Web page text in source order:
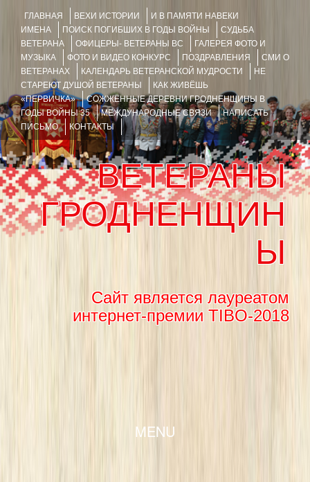
ГЛАВНАЯ ВЕХИ ИСТОРИИ
И В ПАМЯТИ НАВЕКИ
ИМЕНА
ПОИСК ПОГИБШИХ В ГОДЫ ВОЙНЫ
СУДЬБА
ВЕТЕРАНА
ОФИЦЕРЫ- ВЕТЕРАНЫ ВС
ГАЛЕРЕЯ ФОТО И
МУЗЫКА
ФОТО И ВИДЕО КОНКУРС ПОЗДРАВЛЕНИЯ
СМИ О
ВЕТЕРАНАХ
КАЛЕНДАРЬ ВЕТЕРАНСКОЙ МУДРОСТИ
НЕ
СТАРЕЮТ ДУШОЙ ВЕТЕРАНЫ
КАК ЖИВЁШЬ
«ПЕРВИЧКА»
СОЖЖЁННЫЕ ДЕРЕВНИ ГРОДНЕНЩИНЫ В
ГОДЫ ВОЙНЫ 35
МЕЖДУНАРОДНЫЕ СВЯЗИ
НАПИСАТЬ
ПИСЬМО
КОНТАКТЫ
ВЕТЕРАНЫ
ГРОДНЕНЩИН
Ы
Сайт является лауреатом
интернет-премии TIBO-2018
MENU